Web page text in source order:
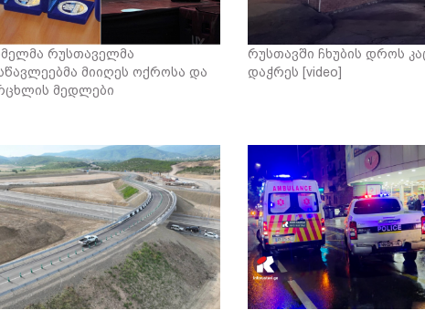
რუსთაველმა
მიიღეს ოქროსა და
მედლები
რუსთავში ჩხუბის დროს
დაჭრეს [video]